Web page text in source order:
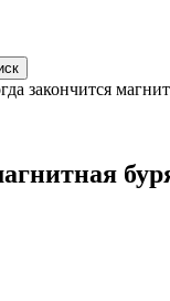
закончится